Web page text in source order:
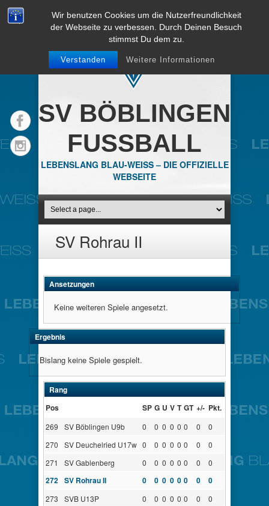
Wir benutzen Cookies um die Nutzerfreundlichkeit
der Webseite zu verbessen. Durch Deinen Besuch
stimmst Du dem zu.
Verstanden Weitere Informationen
SV BÖBLINGEN
FUSSBALL
LEBENSLANG BLAU-WEISS – DIE OFFIZIELLE
WEBSEITE
SV Rohrau II
Ansetzungen
Keine weiteren Spiele angesetzt.
Ergebnis
Bislang keine Spiele gespielt.
Rang
Pos
SP G U V T GT +/- Pkt.
269 SV Böblingen U9b 0 0 0 0 0 0 0
0
270
SV Deuchelried U17w 0 0 0 0 0 0 0
0
271
SV Gablenberg 0 0 0 0 0 0 0 0
272 SV Rohrau II 0 0 0 0 0 0 0 0
273 SVB U13P 0 0 0 0 0 0 0
0